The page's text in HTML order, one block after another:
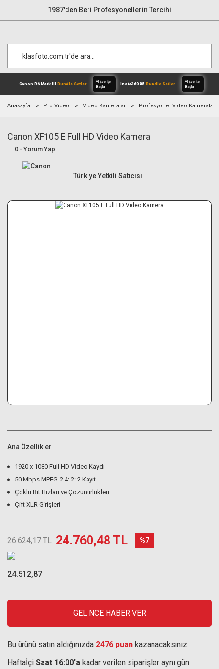
1987'den Beri Profesyonellerin Tercihi
Canon R6 Mark III Bundle Setler
Anasayfa Pro Video Video Kameralar Profesyonel Video Kameralar
Canon XF105 E Full HD Video Kamera
0 - Yorum Yap
Türkiye Yetkili Satıcısı
Ana Özellikler
1920 x 1080 Full HD Video Kaydı
50 Mbps MPEG-2 4: 2: 2 Kayıt
Çoklu Bit Hızları ve Çözünürlükleri
Çift XLR Girişleri
26.624,17 TL 24.760,48 TL %7
24.512,87
GELİNCE HABER VER
Bu ürünü satın aldığınızda 2476 puan kazanacaksınız.
Haftaİçi Saat 16:00'a kadar verilen siparişler aynı gün